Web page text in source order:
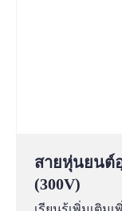
สายหุ่นยนต์
(300V)